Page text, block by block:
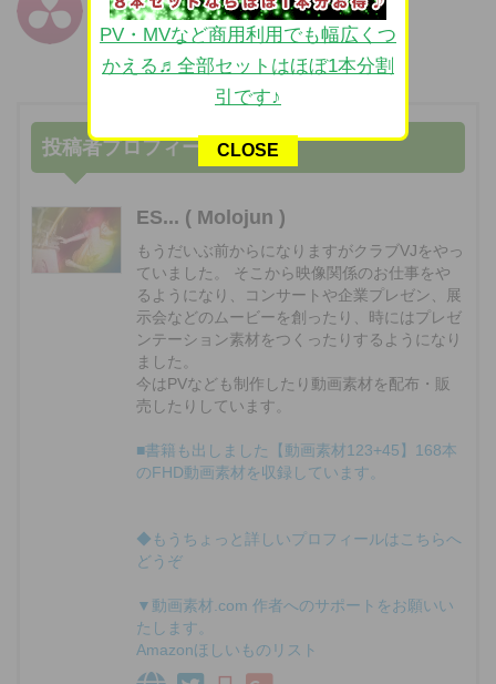
58,800円(2017.01.14時点)
Blackmagic Design Inc
posted withポチレバ
投稿者プロフィール
ES... ( Molojun )
もうだいぶ前からになりますがクラブVJをやっ
ていました。 そこから映像関係のお仕事をや
るようになり、コンサートや企業プレゼン、展
示会などのムービーを創ったり、時にはプレゼ
ンテーション素材をつくったりするようになり
ました。
今はPVなども制作したり動画素材を配布・販
売したりしています。
■書籍も出しました【動画素材123+45】168本
のFHD動画素材を収録しています。
◆もうちょっと詳しいプロフィールはこちらへ
どうぞ
▼動画素材.com 作者へのサポートをお願いい
たします。
Amazonほしいものリスト
PV・MVなど商用利用でも幅広くつ
かえる♬全部セットはほぼ1本分割
引です♪
CLOSE